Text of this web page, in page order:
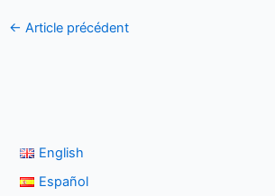
← Article précédent
English
Español